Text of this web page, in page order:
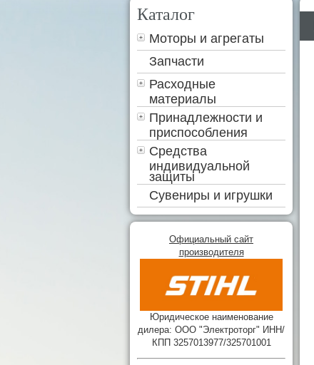
Каталог
Моторы и агрегаты
Запчасти
Расходные
материалы
Принадлежности и
приспособления
Средства
индивидуальной
защиты
Сувениры и игрушки
Официальный сайт
производителя
Юридическое наименование
дилера: ООО "Электроторг" ИНН/
КПП 3257013977/325701001